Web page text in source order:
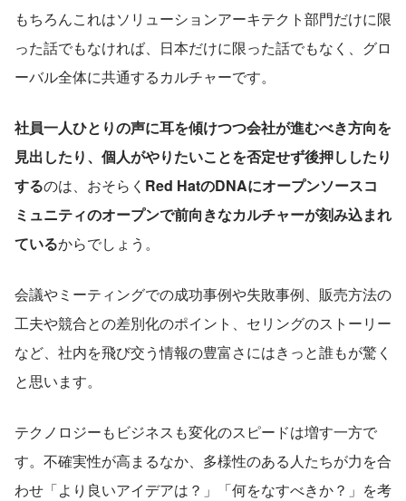
もちろんこれはソリューションアーキテクト部門だけに限
った話でもなければ、日本だけに限った話でもなく、グロ
ーバル全体に共通するカルチャーです。
社員一人ひとりの声に耳を傾けつつ会社が進むべき方向を
見出したり、個人がやりたいことを否定せず後押ししたり
するのは、おそらく Red HatのDNAにオープンソースコ
ミュニティのオープンで前向きなカルチャーが刻み込まれ
ているからでしょう。
会議やミーティングでの成功事例や失敗事例、販売方法の
工夫や競合との差別化のポイント、セリングのストーリー
など、社内を飛び交う情報の豊富さにはきっと誰もが驚く
と思います。
テクノロジーもビジネスも変化のスピードは増す一方で
す。不確実性が高まるなか、多様性のある人たちが力を合
わせ「より良いアイデアは？」「何をなすべきか？」を考